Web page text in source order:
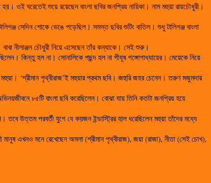
ওই ঘরেতেই শুয়ে রয়েছেন বাংলা ছবির জনপ্রিয় নায়িকা। নাম মহুয়া রায়চৌধুরী।
সেদিন শোকে ভেঙে পড়েছিল। সমস্ত ছবির শুটিং বাতিল। শুধু টালিগঞ্জ বাংলা
নীলাঞ্জন চৌধুরী নিয়ে এসেছেন তাঁর কন্যাকে। সেই শুরু।
কিন্তু হল না। সোনালিকে পছন্দ হল না পীযূষ গঙ্গোপাধ্যায়ের। মেয়েকে নিয়ে
‘শ্রীমান পৃথ্বীরাজ’ই মহুয়ার প্রথম ছবি। জহুরি জহর চেনেন। তরুণ মজুমদার
৮৫টি বাংলা ছবি করেছিলেন। বোঝা যায় তিনি কতটা জনপ্রিয় হয়ে
তবে উত্তম পরবর্তী যুগে যে কয়জন ইন্ডাস্ট্রির হাল ধরেছিলেন মহুয়া তাঁদের মধ্যে
মানুষ এখনও মনে রেখেছেন অমলা (শ্রীমান পৃথ্বীরাজ), জয়া (রাজা), নীতা (সেই চোখ),